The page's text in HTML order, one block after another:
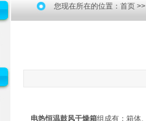
您现在所在的位置： 首页
电热恒温鼓风干燥箱组成有：箱体